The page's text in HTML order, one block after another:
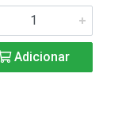
Adicionar